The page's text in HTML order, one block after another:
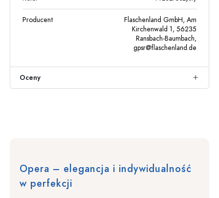
Producent
Flaschenland GmbH, Am
Kirchenwald 1, 56235
Ransbach-Baumbach,
gpsr@flaschenland.de
Oceny
Opera – elegancja i indywidualność
w perfekcji